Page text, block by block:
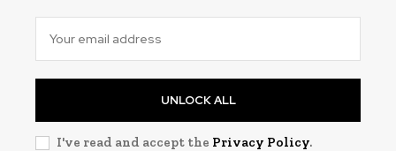
UNLOCK ALL
I've read and accept the Privacy Policy.